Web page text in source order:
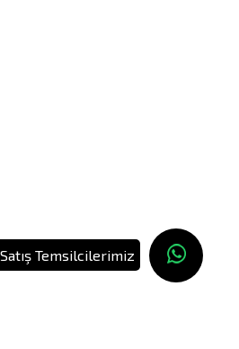
Satış Temsilcilerimiz